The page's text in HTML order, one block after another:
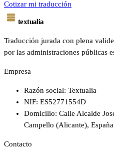
Cotizar mi traducción
textualia
Traducción jurada con plena
por las administraciones públicas
Empresa
Razón social: Textualia
NIF: ES52771554D
Domicilio: Calle Alcalde
Campello (Alicante), España
Contacto